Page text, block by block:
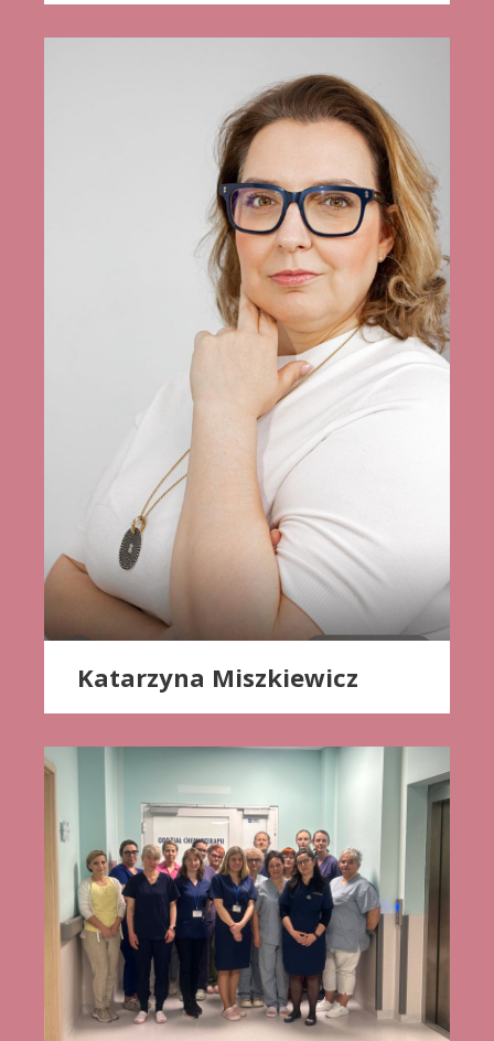
Katarzyna Miszkiewicz